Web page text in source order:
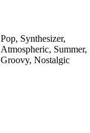
Pop, Synthesizer,
Atmospheric, Summer,
Groovy, Nostalgic